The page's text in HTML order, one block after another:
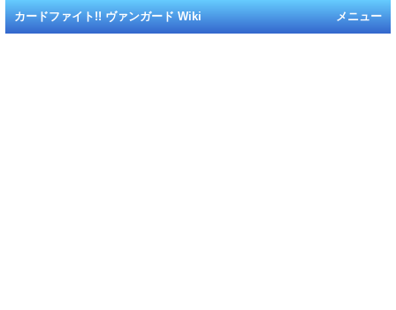
メニュー
カードファイト!! ヴァンガード Wiki